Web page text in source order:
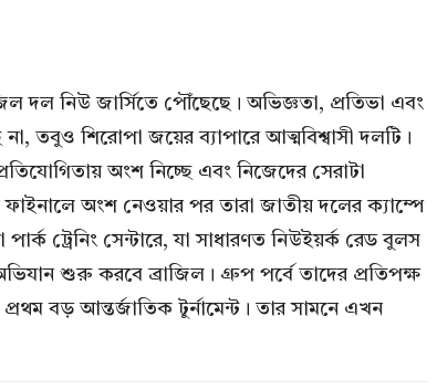
দল নিউ জার্সিতে পৌঁছেছে। অভিজ্ঞতা, প্রতিভা এবং
তবুও শিরোপা জয়ের ব্যাপারে আত্মবিশ্বাসী দলটি।
অংশ নিচ্ছে এবং নিজেদের সেরাটা
ফাইনালে অংশ নেওয়ার পর তারা জাতীয় দলের ক্যাম্পে
ট্রেনিং সেন্টারে, যা সাধারণত নিউইয়র্ক রেড বুলস
শুরু করবে ব্রাজিল। গ্রুপ পর্বে তাদের প্রতিপক্ষ
বড় আন্তর্জাতিক টুর্নামেন্ট। তার সামনে এখন